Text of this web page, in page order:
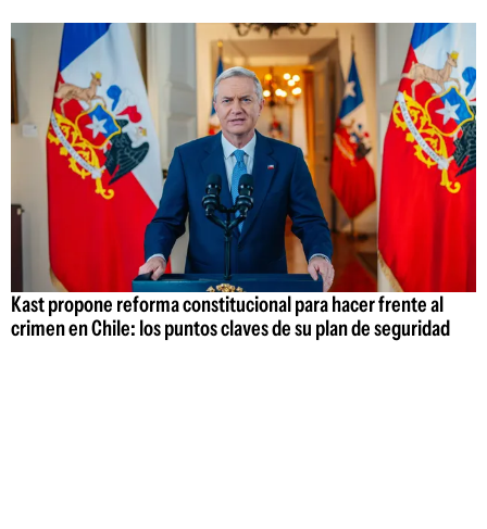
Kast propone reforma constitucional para hacer frente al
crimen en Chile: los puntos claves de su plan de seguridad